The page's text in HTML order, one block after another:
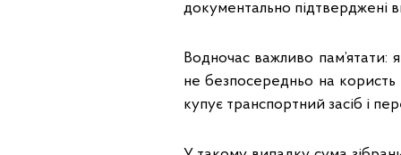
документально підтверджені
Водночас важливо
не безпосередньо на
купує транспортний засіб і